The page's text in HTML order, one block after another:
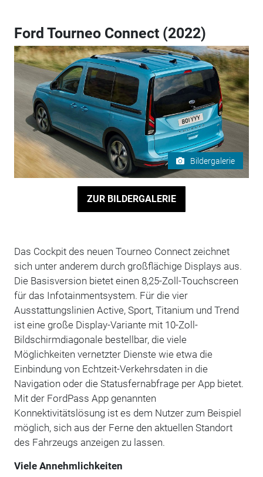
Ford Tourneo Connect (2022)
Bildergalerie
ZUR BILDERGALERIE
Das Cockpit des neuen Tourneo Connect zeichnet
sich unter anderem durch großflächige Displays aus.
Die Basisversion bietet einen 8,25-Zoll-Touchscreen
für das Infotainmentsystem. Für die vier
Ausstattungslinien Active, Sport, Titanium und Trend
ist eine große Display-Variante mit 10-Zoll-
Bildschirmdiagonale bestellbar, die viele
Möglichkeiten vernetzter Dienste wie etwa die
Einbindung von Echtzeit-Verkehrsdaten in die
Navigation oder die Statusfernabfrage per App bietet.
Mit der FordPass App genannten
Konnektivitätslösung ist es dem Nutzer zum Beispiel
möglich, sich aus der Ferne den aktuellen Standort
des Fahrzeugs anzeigen zu lassen.
Viele Annehmlichkeiten